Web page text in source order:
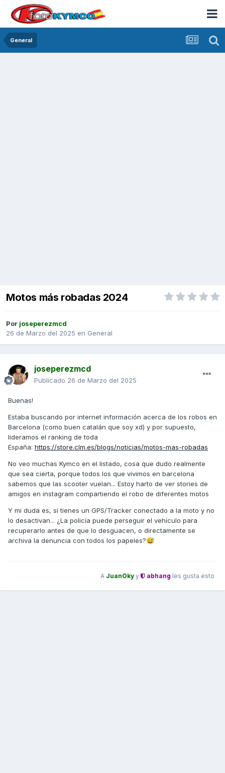
General
Motos más robadas 2024
Por joseperezmcd
26 de Marzo del 2025 en General
joseperezmcd
Publicado 26 de Marzo del 2025
Buenas!
Estaba buscando por internet información acerca de los robos en
Barcelona (como buen catalán que soy xd) y por supuesto,
lideramos el ranking de toda
España: https://store.clm.es/blogs/noticias/motos-mas-robadas
No veo muchas Kymco en el listado, cosa que dudo realmente
que sea cierta, porque todos los que vivimos en barcelona
sabemos que las scooter vuelan... Estoy harto de ver stories de
amigos en instagram compartiendo el robo de diferentes motos
Y mi duda es, si tienes un GPS/Tracker conectado a la moto y no
lo desactivan... ¿La policía puede perseguir el vehículo para
recuperarlo antes de que lo desguacen, o directamente se
archiva la denuncia con todos los papeles?😅
A JuanOky y abhang les gusta esto